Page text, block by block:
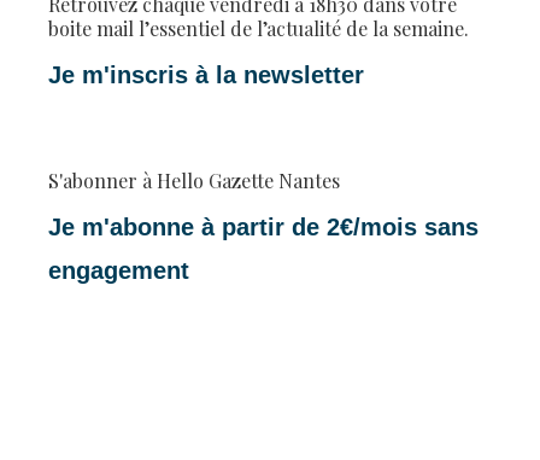
boite mail l’essentiel de l’actualité de la semaine.
Je m'inscris à la newsletter
S'abonner à Hello Gazette Nantes
Je m'abonne à partir de 2€/mois sans
engagement